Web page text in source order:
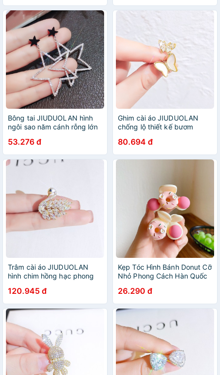
Bông tai JIUDUOLAN hình
ngôi sao năm cánh rỗng lớn
Âu Mỹ
53.276 đ
Ghim cài áo JIUDUOLAN
chống lộ thiết kế bươm
thời trang
80.694 đ
Trâm cài áo JIUDUOLAN
hình chim hồng hạc phong
nữ
120.945 đ
Kẹp Tóc Hình Bánh Donut Cỡ
Nhỏ Phong Cách Hàn Quốc
26.290 đ